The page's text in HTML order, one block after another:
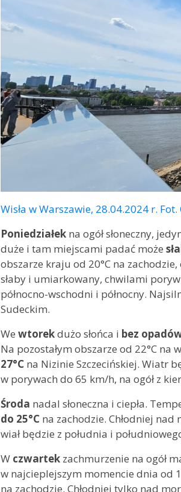
Wisła w Warszawie, 28.04.2024 r.
Poniedziałek na ogół słoneczny,
duże i tam miejscami padać może
obszarze kraju od 20°C na zachodzie,
słaby i umiarkowany, chwilami
północno-wschodni i północny.
Sudeckim.
We wtorekdużo słońca i bez
Na pozostałym obszarze od 22°C na
27°C na Nizinie Szczecińskiej. Wiatr
w porywach do 65 km/h, na ogół z
Środa nadal słoneczna i ciepła.
do 25°C na zachodzie. Chłodniej
wiał będzie z południa i
W czwartek zachmurzenie na ogół
w najcieplejszym momencie dnia od
na zachodzie. Chłodniej tylko nad